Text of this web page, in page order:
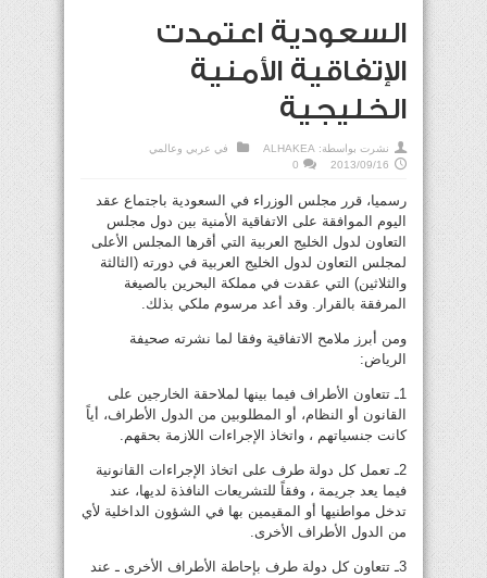
السعودية اعتمدت
الإتفاقية الأمنية
الخليجية
نشرت بواسطة: ALHAKEA في عربي وعالمي
2013/09/16
0
رسميا، قرر مجلس الوزراء في السعودية باجتماع عقد
اليوم الموافقة على الاتفاقية الأمنية بين دول مجلس
التعاون لدول الخليج العربية التي أقرها المجلس الأعلى
لمجلس التعاون لدول الخليج العربية في دورته (الثالثة
والثلاثين) التي عقدت في مملكة البحرين بالصيغة
المرفقة بالقرار. وقد أعد مرسوم ملكي بذلك.
ومن أبرز ملامح الاتفاقية وفقا لما نشرته صحيفة
الرياض:
1ـ تتعاون الأطراف فيما بينها لملاحقة الخارجين على
القانون أو النظام، أو المطلوبين من الدول الأطراف، أياً
كانت جنسياتهم ، واتخاذ الإجراءات اللازمة بحقهم.
2ـ تعمل كل دولة طرف على اتخاذ الإجراءات القانونية
فيما يعد جريمة ، وفقاً للتشريعات النافذة لديها، عند
تدخل مواطنيها أو المقيمين بها في الشؤون الداخلية لأي
من الدول الأطراف الأخرى.
3ـ تتعاون كل دولة طرف بإحاطة الأطراف الأخرى ـ عند